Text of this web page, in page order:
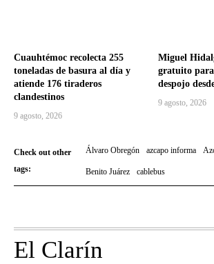
Cuauhtémoc recolecta 255
toneladas de basura al día y
atiende 176 tiraderos
clandestinos
9 agosto, 2026
Miguel
gratuito
despojo
9 agosto, 2026
Check out other
tags:
Álvaro Obregón azcapo informa
Benito Juárez cablebus
El Clarín